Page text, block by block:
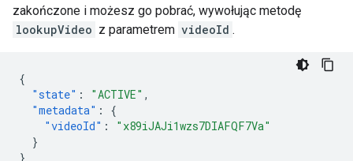
zakończone i możesz go pobrać, wywołując metodę
lookupVideo z parametrem videoId .
{
"state" : "ACTIVE" ,
"metadata" :
{
"videoId" :
"x89iJAJi1wzs7DIAFQF7Va"
}
}